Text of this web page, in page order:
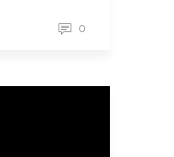
0